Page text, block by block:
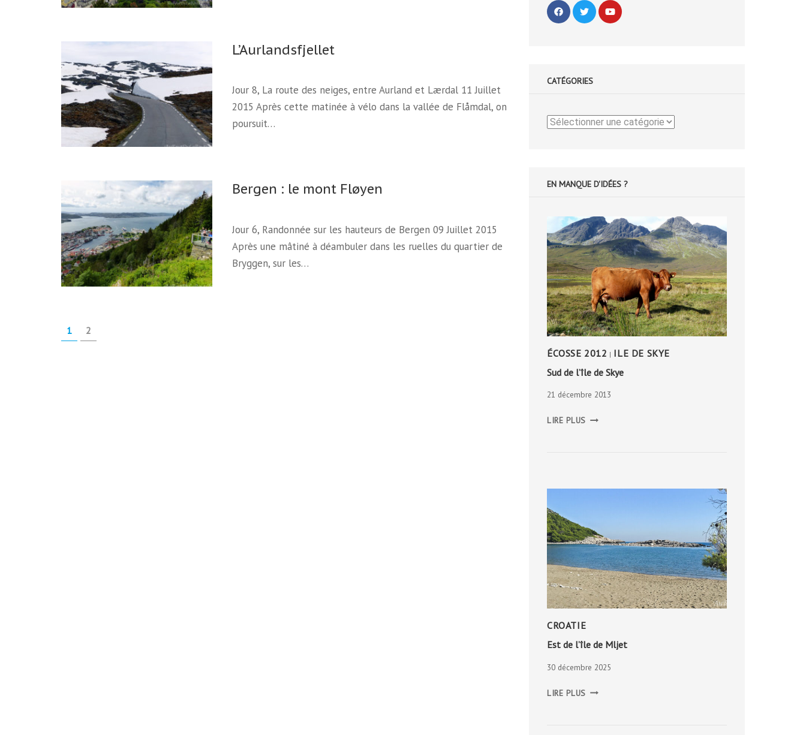
L’Aurlandsfjellet
Jour 8, La route des neiges, entre Aurland et Lærdal 11 Juillet
2015 Après cette matinée à vélo dans la vallée de Flåmdal, on
poursuit…
Bergen : le mont Fløyen
Jour 6, Randonnée sur les hauteurs de Bergen 09 Juillet 2015
Après une mâtiné à déambuler dans les ruelles du quartier de
Bryggen, sur les…
Pagination
des
PAGE
1 PAGE
2
CATÉGORIES
Catégories
EN MANQUE D'IDÉES ?
ÉCOSSE 2012 | ILE DE SKYE
Sud de l’île de Skye
21 décembre 2013
LIRE PLUS
CROATIE
Est de l’île de Mljet
30 décembre 2025
LIRE PLUS